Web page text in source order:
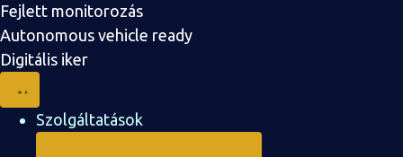
Fejlett monitorozás
Autonomous vehicle ready
Digitális iker
Szolgáltatások